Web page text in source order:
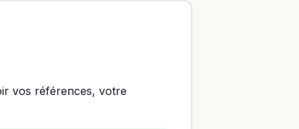
vos références, votre